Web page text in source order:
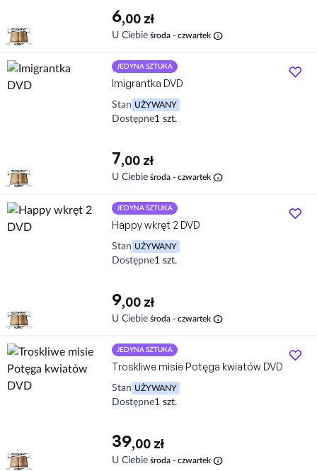
6,00 zł
U Ciebie środa - czwartek info
JEDYNA SZTUKA
Imigrantka DVD
Stan UŻYWANY
Dostępne1 szt.
7,00 zł
U Ciebie środa - czwartek info
JEDYNA SZTUKA
Happy wkręt 2 DVD
Stan UŻYWANY
Dostępne1 szt.
9,00 zł
U Ciebie środa - czwartek info
JEDYNA SZTUKA
Troskliwe misie Potęga kwiatów DVD
Stan UŻYWANY
Dostępne1 szt.
39,00 zł
U Ciebie środa - czwartek info